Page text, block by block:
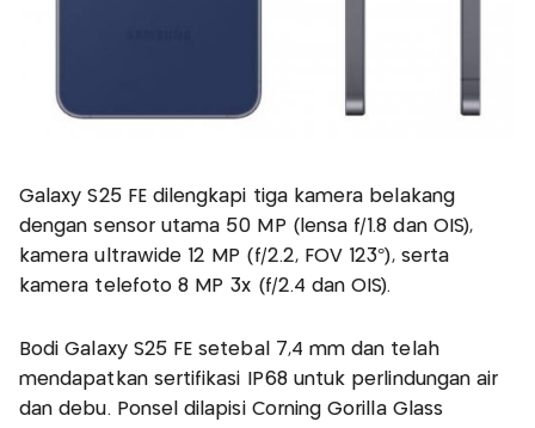
Galaxy S25 FE dilengkapi tiga kamera belakang
dengan sensor utama 50 MP (lensa f/1.8 dan OIS),
kamera ultrawide 12 MP (f/2.2, FOV 123°), serta
kamera telefoto 8 MP 3x (f/2.4 dan OIS).
Bodi Galaxy S25 FE setebal 7,4 mm dan telah
mendapatkan sertifikasi IP68 untuk perlindungan air
dan debu. Ponsel dilapisi Corning Gorilla Glass